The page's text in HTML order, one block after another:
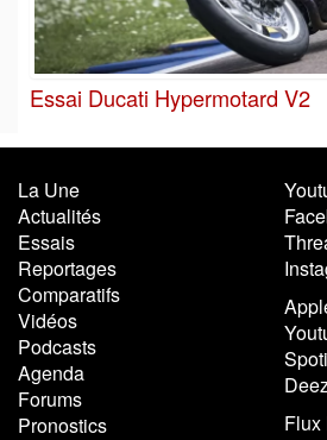
Essai Ducati Hypermotard V2
La Une
Actualités
Essais
Reportages
Comparatifs
Vidéos
Podcasts
Agenda
Forums
Pronostics
Flux